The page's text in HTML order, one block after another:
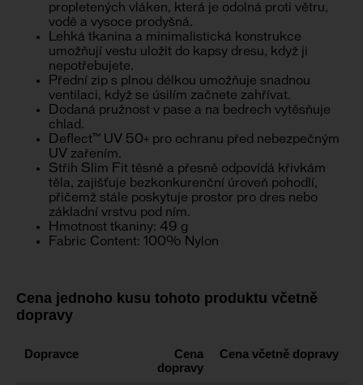
propletených vláken, která je odolná proti větru,
vodě a vysoce prodyšná.
Lehká tkanina a minimalistická konstrukce
umožňují vestu uložit do kapsy dresu, když ji
nepotřebujete.
Přední zip s plnou délkou umožňuje snadnou
ventilaci, když se úsilím začnete zahřívat.
Dodaná pružnost v pase a na bedrech vytěsňuje
chlad.
Deflect™ UV 50+ pro ochranu před nebezpečným
UV zařením.
Střih Slim Fit těsně a přesně odpovídá křivkám
těla, zajišťuje bezkonkurenční úroveň pohodlí,
přičemž stále poskytuje prostor pro dres nebo
základní vrstvu pod ním.
Hmotnost tkaniny: 49 g
Fabric Content: 100% Nylon
Cena jednoho kusu tohoto produktu včetně
dopravy
Dopravce
Cena
dopravy
Cena včetně dopravy